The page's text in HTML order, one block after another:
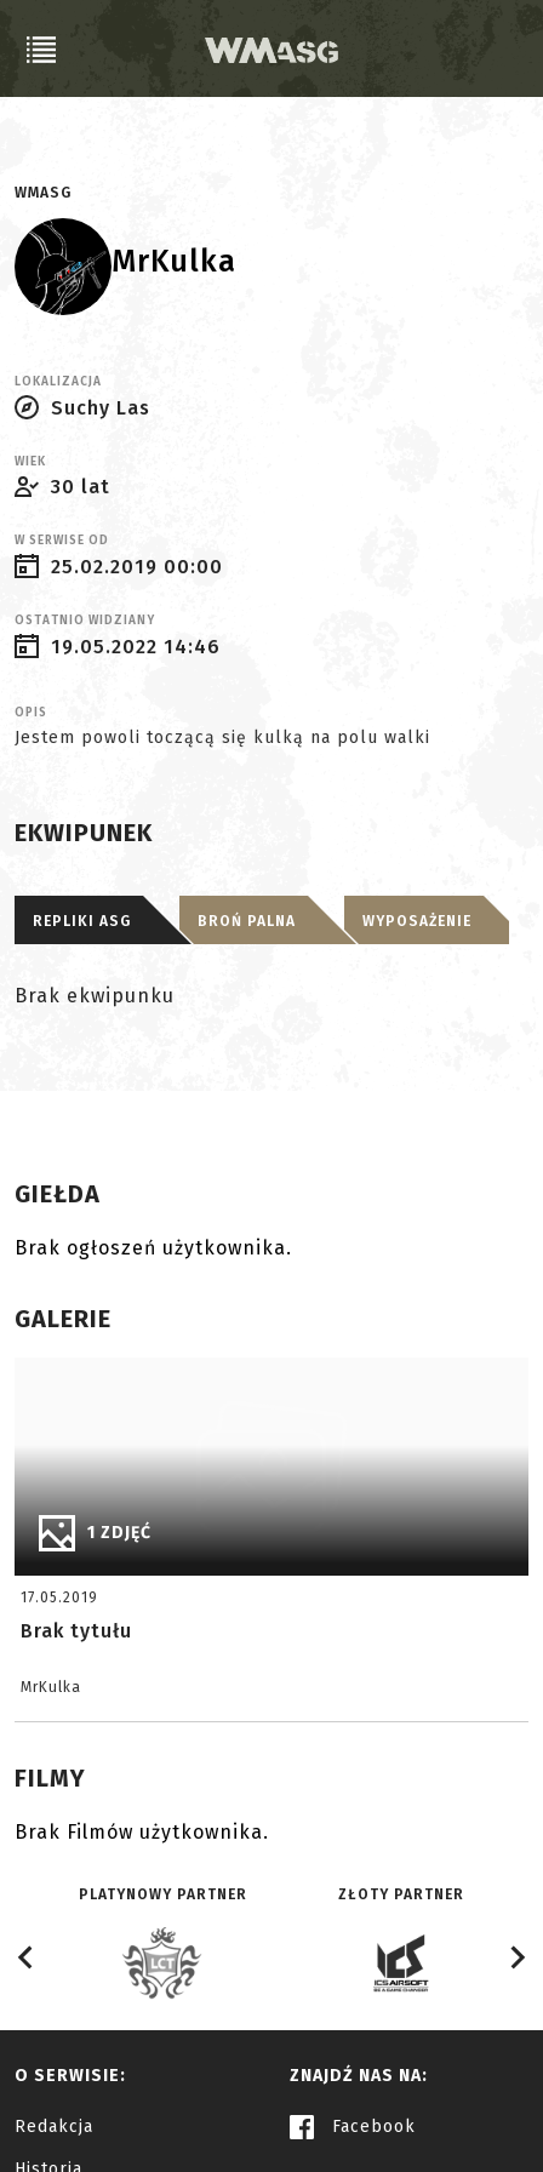
WMASG
MrKulka
LOKALIZACJA
Suchy Las
WIEK
30 lat
W SERWISE OD
25.02.2019 00:00
OSTATNIO WIDZIANY
19.05.2022 14:46
OPIS
Jestem powoli toczącą się kulką na polu walki
EKWIPUNEK
REPLIKI ASG BROŃ PALNA WYPOSAŻENIE
Brak ekwipunku
GIEŁDA
Brak ogłoszeń użytkownika.
GALERIE
1 ZDJĘĆ
17.05.2019
Brak tytułu
MrKulka
FILMY
Brak Filmów użytkownika.
PLATYNOWY PARTNER ZŁOTY PARTNER
O SERWISIE:
Redakcja
ZNAJDŹ NAS NA:
Facebook